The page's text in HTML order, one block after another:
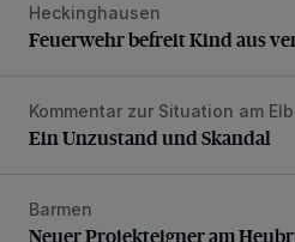
Feuerwehr befreit Kind aus
Heckinghausen
Feuerwehr befreit Kind aus
Ein Unzustand und Skandal
Kommentar zur Situation am
Ein Unzustand und Skandal
Neuer Projekteigner am
Barmen
Neuer Projekteigner am